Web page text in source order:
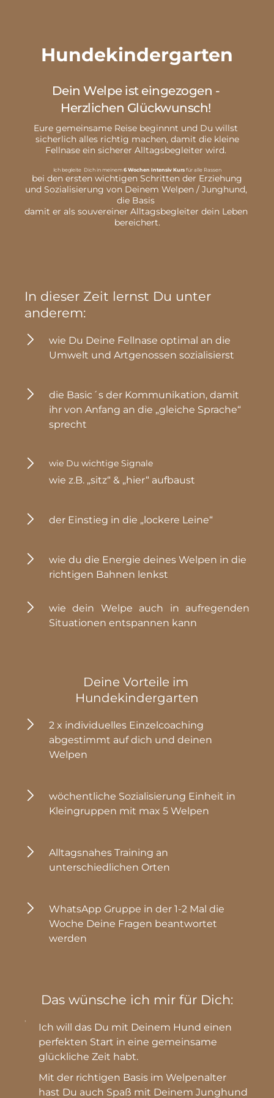
Hundekindergarten
Dein Welpe ist eingezogen -
Herzlichen Glückwunsch!
Eure gemeinsame Reise beginnnt und Du willst
sicherlich alles richtig machen, damit die kleine
Fellnase ein sicherer Alltagsbegleiter wird.
Ich begleite  Dich in meinem 6 Wochen Intensiv Kurs für alle Rassen
und Sozialisierung von Deinem Welpen / Junghund,
die Basis
damit er als souvereiner Alltagsbegleiter dein Leben
bereichert.
In dieser Zeit lernst Du unter
anderem:
wie Du Deine Fellnase optimal an die
Umwelt und Artgenossen sozialisierst
die Basic´s der Kommunikation, damit
ihr von Anfang an die „gleiche Sprache“
sprecht
wie Du wichtige Signale
wie z.B. „sitz“ & „hier“ aufbaust
der Einstieg in die „lockere Leine“
wie du die Energie deines Welpen in die
richtigen Bahnen lenkst
wie dein Welpe auch in aufregenden
Situationen entspannen kann
Deine Vorteile im
Hundekindergarten
2 x individuelles Einzelcoaching
abgestimmt auf dich und deinen
Welpen
wöchentliche Sozialisierung Einheit in
Kleingruppen mit max 5 Welpen
Alltagsnahes Training an
unterschiedlichen Orten
WhatsApp Gruppe in der 1-2 Mal die
Woche Deine Fragen beantwortet
werden
Das wünsche ich mir für Dich:
Ich will das Du mit Deinem Hund einen
perfekten Start in eine gemeinsame
glückliche Zeit habt.
Mit der richtigen Basis im Welpenalter
hast Du auch Spaß mit Deinem Junghund